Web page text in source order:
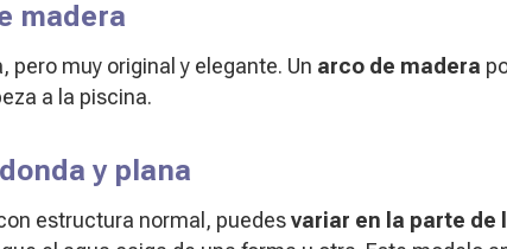
madera
pero muy original y elegante. Un arco de madera
a la piscina.
y plana
estructura normal, puedesvariar en la parte de